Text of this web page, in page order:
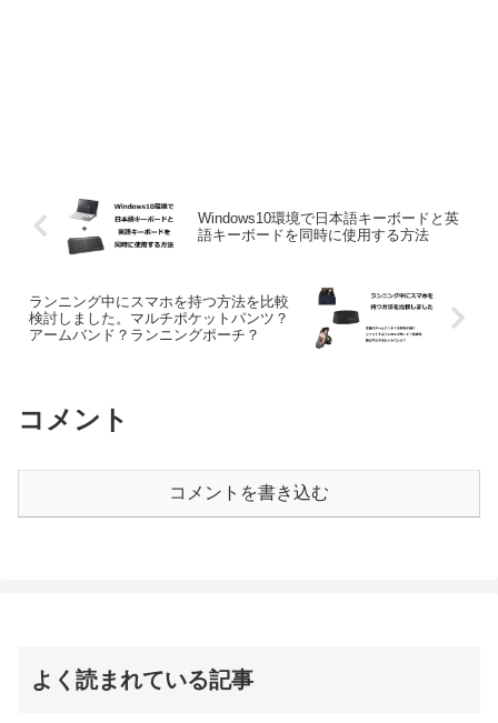
Windows10環境で日本語キーボードと英
語キーボードを同時に使用する方法
ランニング中にスマホを持つ方法を比較
検討しました。マルチポケットパンツ？
アームバンド？ランニングポーチ？
コメント
コメントを書き込む
よく読まれている記事